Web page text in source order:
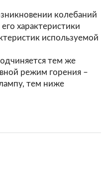
колебаний
характеристики
используемой
тем же
режим горения –
тем ниже